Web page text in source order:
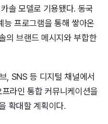
솔 모델로 기용됐다. 동국
프로그램을 통해 쌓아온
의 브랜드 메시지와 부합한
, SNS 등 디지털 채널에서
라인 통합 커뮤니케이션을
확대할 계획이다.